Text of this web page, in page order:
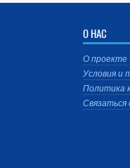
О НАС
О проекте
Условия и
Политика
Связаться